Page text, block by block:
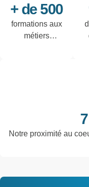
+ de 500
formations aux
métiers
Notre proximité au